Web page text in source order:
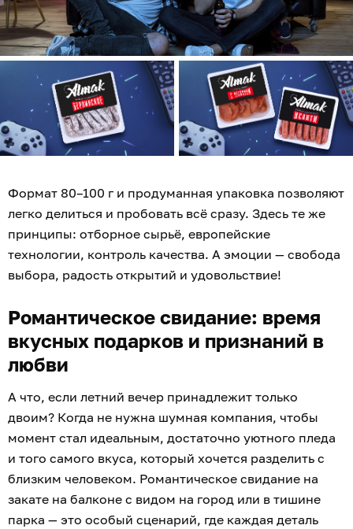
Формат 80–100 г и продуманная упаковка позволяют
легко делиться и пробовать всё сразу. Здесь те же
принципы: отборное сырьё, европейские
технологии, контроль качества. А эмоции — свобода
выбора, радость открытий и удовольствие!
Романтическое свидание: время
вкусных подарков и признаний в
любви
А что, если летний вечер принадлежит только
двоим? Когда не нужна шумная компания, чтобы
момент стал идеальным, достаточно уютного пледа
и того самого вкуса, который хочется разделить с
близким человеком. Романтическое свидание на
закате на балконе с видом на город или в тишине
парка — это особый сценарий, где каждая деталь